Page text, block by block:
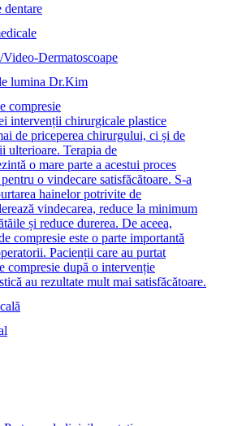
dentare
Video-Dermatoscoape
lumina Dr.Kim
compresie
intervenții chirurgicale plastice
de priceperea chirurgului, ci și de
ulterioare. Terapia de
o mare parte a acestui proces
o vindecare satisfăcătoare. S-a
hainelor potrivite de
vindecarea, reduce la minimum
și reduce durerea. De aceea,
compresie este o parte importantă
Pacienții care au purtat
compresie după o intervenție
au rezultate mult mai satisfăcătoare.